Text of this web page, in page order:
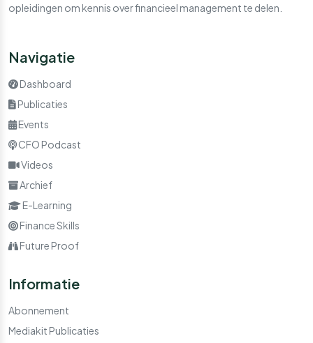
opleidingen om kennis over financieel management te delen.
Navigatie
Dashboard
Publicaties
Events
CFO Podcast
Videos
Archief
E-Learning
Finance Skills
Future Proof
Informatie
Abonnement
Mediakit Publicaties